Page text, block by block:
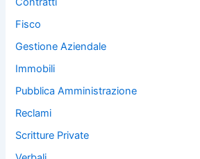
Fisco
Gestione Aziendale
Immobili
Pubblica Amministrazione
Reclami
Scritture Private